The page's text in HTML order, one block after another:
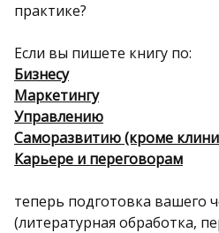
практике?
Если вы пишете книгу по:
Бизнесу
Маркетингу
Управлению
Саморазвитию (кроме
Карьере и переговорам
теперь подготовка вашего
(литературная обработка,